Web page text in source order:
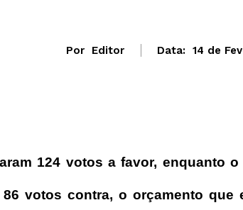
Por Editor Data: 14 de
124 votos a favor, enquanto
votos contra, o orçamento que